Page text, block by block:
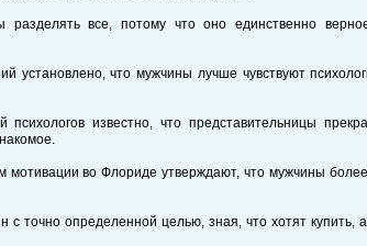
все, потому что оно единственно
установлено, что мужчины лучше чувствуют
известно, что представительницы
во Флориде утверждают, что мужчины
с точно определенной целью, зная, что хотят